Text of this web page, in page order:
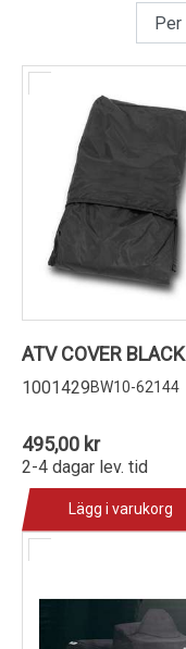
ATV COVER BLACK
1001429BW10-62144
495,00 kr
2-4 dagar lev. tid
Lägg i varukorg